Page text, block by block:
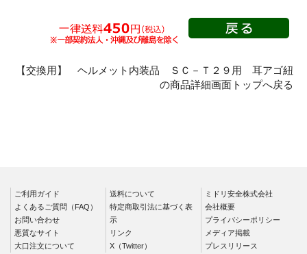
その他
クリーンヘルメット
つば付
つばなし
【交換用】 ヘルメット内装品 ＳＣ－Ｔ２９用 耳アゴ紐
の商品詳細画面トップへ戻る
ご利用ガイド
よくあるご質問（FAQ）
お問い合わせ
悪質なサイト
大口注文について
送料について
特定商取引法に基づく表
示
リンク
X（Twitter）
ミドリ安全株式会社
会社概要
プライバシーポリシー
メディア掲載
プレスリリース